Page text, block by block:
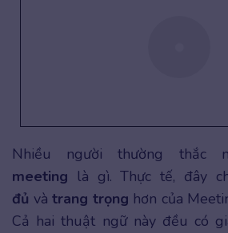
Nhiều người thường thắc
meeting là gì. Thực tế, đây
đủ và trang trọng hơn của
Cả hai thuật ngữ này đều có